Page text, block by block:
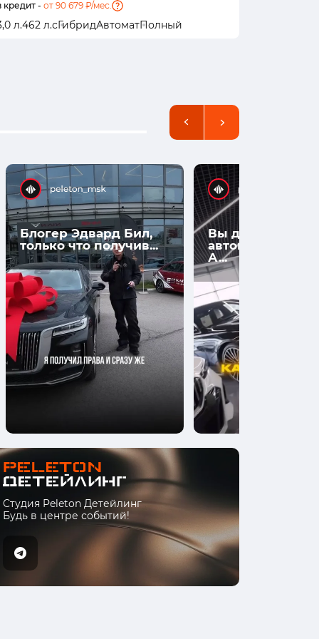
кредит - от 90 679 ₽/мес.
л.462 л.сГибридАвтоматПолный
Блогер Эдвард Бил,
только что получив...
Вы думаете, что
автомобили
А...
Студия Peleton Детейлинг
Будь в центре событий!